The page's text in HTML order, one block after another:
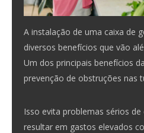
A instalação de uma caixa de
diversos benefícios que vão
Um dos principais benefícios
prevenção de obstruções nas
Isso evita problemas sérios
resultar em gastos elevados